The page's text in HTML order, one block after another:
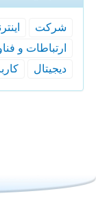
شركت
ارتباطات و
دیجیتال